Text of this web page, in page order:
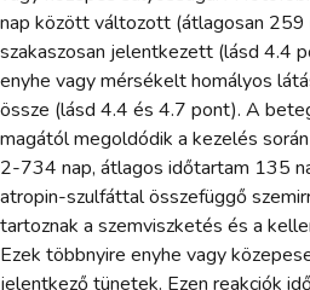
nap között változott (átlagosan 259
szakaszosan jelentkezett (lásd 4.4
enyhe vagy mérsékelt homályos
össze (lásd 4.4 és 4.7 pont). A
magától megoldódik a kezelés
2-734 nap, átlagos időtartam 135
atropin-szulfáttal összefüggő
tartoznak a szemviszketés és a
Ezek többnyire enyhe vagy
jelentkező tünetek. Ezen reakciók